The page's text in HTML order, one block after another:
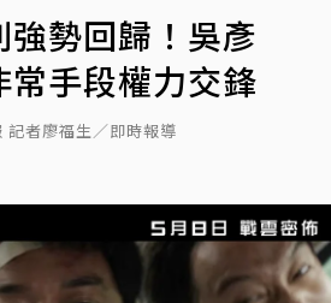
強勢回歸！吳彥
手段權力交鋒
記者廖福生／即時報導